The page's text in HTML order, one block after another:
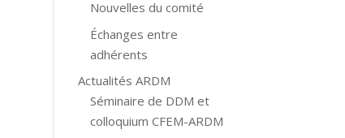
Nouvelles du comité
Échanges entre
adhérents
Actualités ARDM
Séminaire de DDM et
colloquium CFEM-ARDM